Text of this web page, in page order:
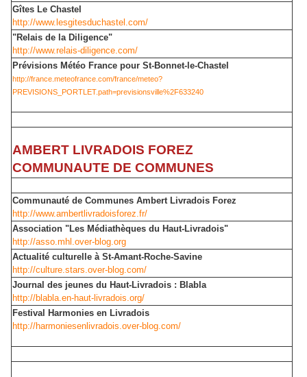
Gîtes Le Chastel
http://www.lesgitesduchastel.com/
"Relais de la Diligence"
http://www.relais-diligence.com/
Prévisions Météo France pour St-Bonnet-le-Chastel
http://france.meteofrance.com/france/meteo?
PREVISIONS_PORTLET.path=previsionsville%2F633240
AMBERT LIVRADOIS FOREZ
COMMUNAUTE DE COMMUNES
Communauté de Communes Ambert Livradois Forez
http://www.ambertlivradoisforez.fr/
Association "Les Médiathèques du Haut-Livradois"
http://asso.mhl.over-blog.org
Actualité culturelle à St-Amant-Roche-Savine
http://culture.stars.over-blog.com/
Journal des jeunes du Haut-Livradois : Blabla
http://blabla.en-haut-livradois.org/
Festival Harmonies en Livradois
http://harmoniesenlivradois.over-blog.com/